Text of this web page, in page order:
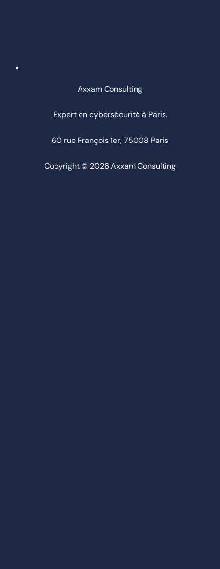
Axxam Consulting
Expert en cybersécurité à Paris.
60 rue François 1er, 75008 Paris
Copyright © 2026 Axxam Consulting